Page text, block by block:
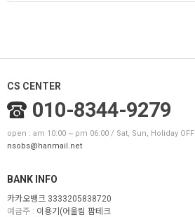
CS CENTER
010-8344-9279
open : am 10:00 ~ pm 06:00 / Sat, Sun, Holiday OFF
nsobs@hanmail.net
BANK INFO
카카오뱅크 3333205838720
예금주 : 이용기(어울림 팜테크